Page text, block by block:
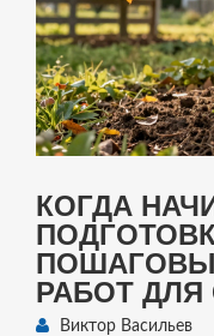
КОГДА
РАБОТ
Виктор Васильев